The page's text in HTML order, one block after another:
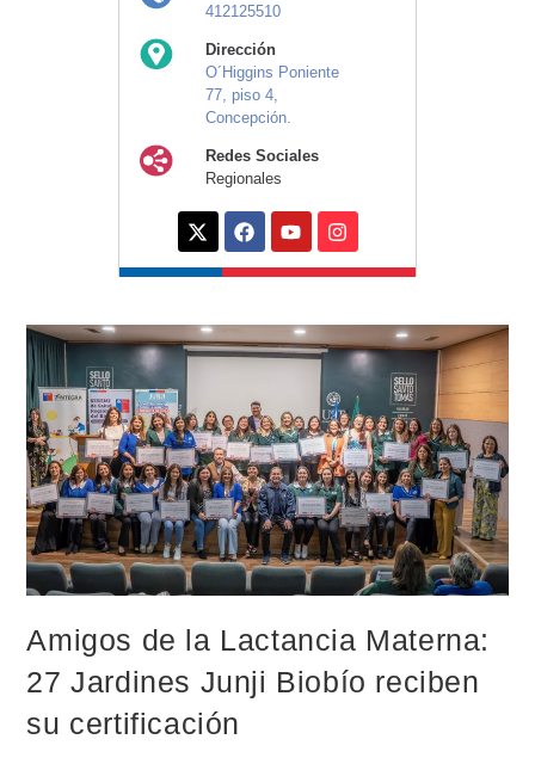
412125510
Dirección
O´Higgins Poniente
77, piso 4,
Concepción.
Redes Sociales
Regionales
Amigos de la Lactancia Materna:
27 Jardines Junji Biobío reciben
su certificación